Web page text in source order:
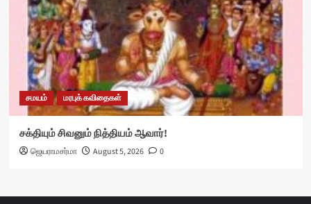
சமயம் மரபுக் கவிதைகள்
சக்தியும் சிவனும் நித்தியம் ஆவார்!
ஜெயராமசர்மா August 5, 2026 0